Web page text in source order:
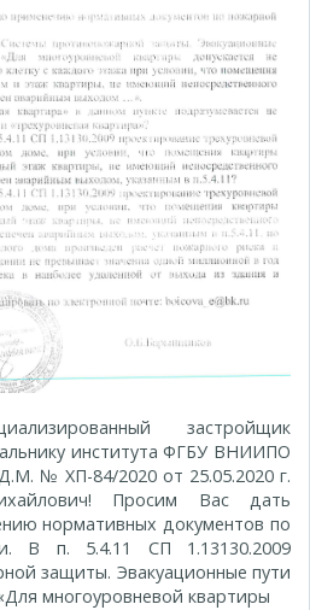
застройщик
института ФГБУ ВНИИПО
№ ХП-84/2020 от 25.05.2020 г.
Просим Вас дать
нормативных документов по
В п. 5.4.11 СП 1.13130.2009
защиты. Эвакуационные пути
многоуровневой квартиры